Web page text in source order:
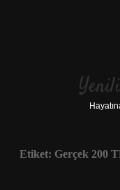
Etiket: Gerçek 200